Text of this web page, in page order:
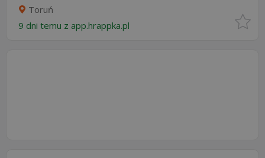
Toruń
9 dni temu z app.hrappka.pl